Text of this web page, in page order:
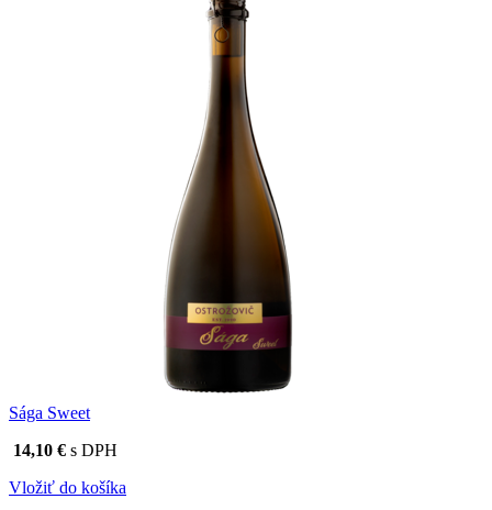
Sága Sweet
14,10 € s DPH
Vložiť do košíka